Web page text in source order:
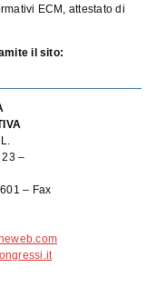
ECM, attestato di
il sito:
23 –
– Fax